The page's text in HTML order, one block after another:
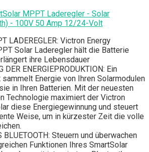
MPPT Laderegler - Solar
- 100V 50 Amp 12/24-Volt
LADEREGLER: Victron Energy
Solar Laderegler hält die Batterie
ihre Lebensdauer
DER ENERGIEPRODUKTION: Ein
Energie von Ihren Solarmodulen
in Ihren Batterien. Mit der neuesten
Technologie maximiert der Victron
diese Energiegewinnung und steuert
Weise, um in kürzester Zeit die volle
BLUETOOTH: Steuern und überwachen
Funktionen Ihres SmartSolar